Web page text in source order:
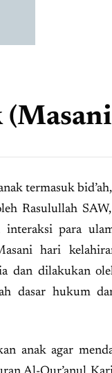
termasuk
Rasulullah
para
hari
dan dilakukan
dasar hukum
anak agar